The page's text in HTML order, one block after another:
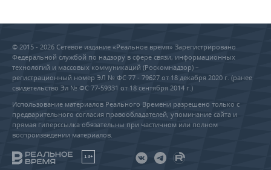
© 2015 - 2026 Сетевое издание «Реальное время» Зарегистрировано
Федеральной службой по надзору в сфере связи, информационных
технологий и массовых коммуникаций (Роскомнадзор) –
регистрационный номер ЭЛ № ФС 77 - 79627 от 18 декабря 2020 г. (ранее
свидетельство Эл № ФС 77-59331 от 18 сентября 2014 г.)
Использование материалов Реального Времени разрешено только с
предварительного согласия правообладателей, упоминание сайта и
прямая гиперссылка обязательны при частичном или полном
воспроизведении материалов.
18+